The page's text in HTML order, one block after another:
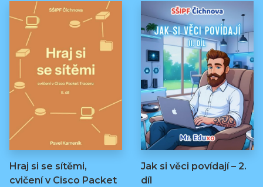
Hraj si se sítěmi,
cvičení v Cisco Packet
Jak si věci povídají – 2.
díl